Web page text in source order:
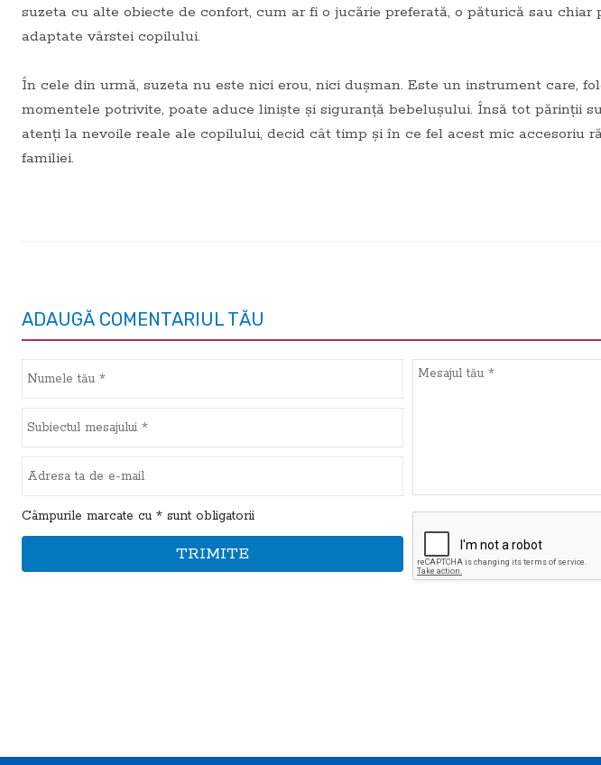
suzeta cu alte obiecte de confort, cum ar fi o jucărie preferată, o păturică sau chiar
adaptate vârstei copilului.
În cele din urmă, suzeta nu este nici erou, nici dușman. Este un instrument care,
momentele potrivite, poate aduce liniște și siguranță bebelușului. Însă tot părinții
atenți la nevoile reale ale copilului, decid cât timp și în ce fel acest mic accesoriu
familiei.
ADAUGĂ COMENTARIUL TĂU
Câmpurile marcate cu * sunt obligatorii
TRIMITE